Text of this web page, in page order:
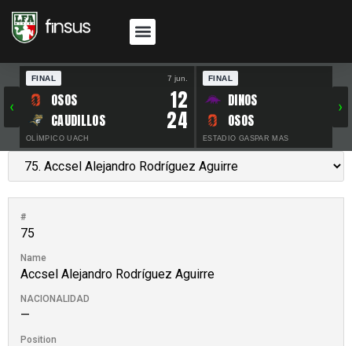
‹
FINAL 7 jun.
OSOS 12
CAUDILLOS 24
OLÍMPICO UACH
FINAL
DINOS
OSOS
ESTADIO GASPAR MAS
›
#
75
Name
Accsel Alejandro Rodríguez Aguirre
NACIONALIDAD
—
Position